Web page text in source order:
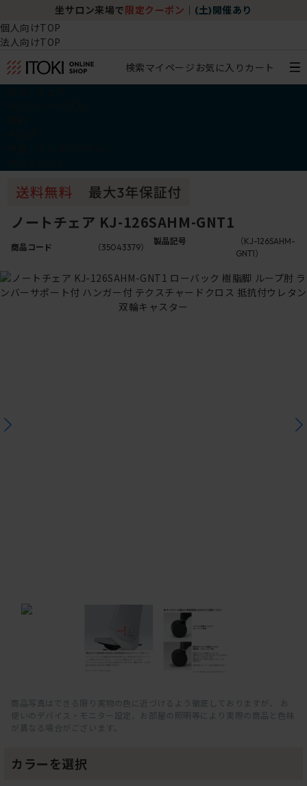
坐サロン来場で 限定クーポン (土)開催あり
個人向けTOP
法人向けTOP
検索マイページ お気に入り カート
ノートチェア KJ-126SAHM-GNT1
商品コード （35043379）
製品記号
（KJ-126SAHM-
GNT1）
商品写真はできる限り実物の色に近づけるよう徹底しておりますが、 お
使いのデバイス・モニター設定、お部屋の照明等により実際の商品と色味
が異なる場合がございます。
カラーを選択